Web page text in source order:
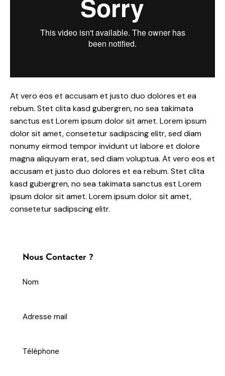
At vero eos et accusam et justo duo dolores et ea
rebum. Stet clita kasd gubergren, no sea takimata
sanctus est Lorem ipsum dolor sit amet. Lorem ipsum
dolor sit amet, consetetur sadipscing elitr, sed diam
nonumy eirmod tempor invidunt ut labore et dolore
magna aliquyam erat, sed diam voluptua. At vero eos et
accusam et justo duo dolores et ea rebum. Stet clita
kasd gubergren, no sea takimata sanctus est Lorem
ipsum dolor sit amet. Lorem ipsum dolor sit amet,
consetetur sadipscing elitr.
Nous Contacter ?